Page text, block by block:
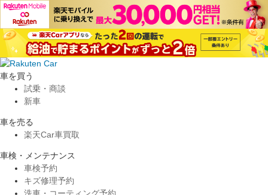
車を買う
試乗・商談
新車
車を売る
楽天Car車買取
車検・メンテナンス
車検予約
キズ修理予約